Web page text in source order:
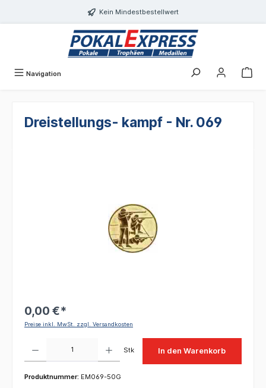
Kein Mindestbestellwert
Navigation
Dreistellungs- kampf - Nr. 069
0,00 €*
Preise inkl. MwSt. zzgl. Versandkosten
Stk In den Warenkorb
Produktnummer: EM069-50G